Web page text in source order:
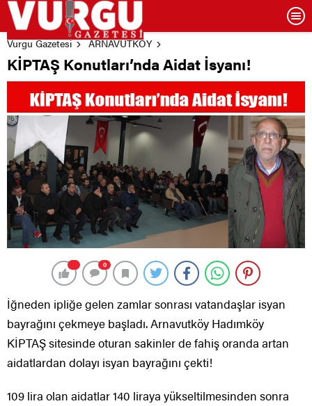
Vurgu Gazetesi ARNAVUTKÖY
KİPTAŞ Konutları’nda Aidat İsyanı!
0
İğneden ipliğe gelen zamlar sonrası vatandaşlar isyan
bayrağını çekmeye başladı. Arnavutköy Hadımköy
KİPTAŞ sitesinde oturan sakinler de fahiş oranda artan
aidatlardan dolayı isyan bayrağını çekti!
109 lira olan aidatlar 140 liraya yükseltilmesinden sonra